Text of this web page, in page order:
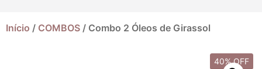
Início / COMBOS / Combo 2 Óleos de Girassol
40% OFF